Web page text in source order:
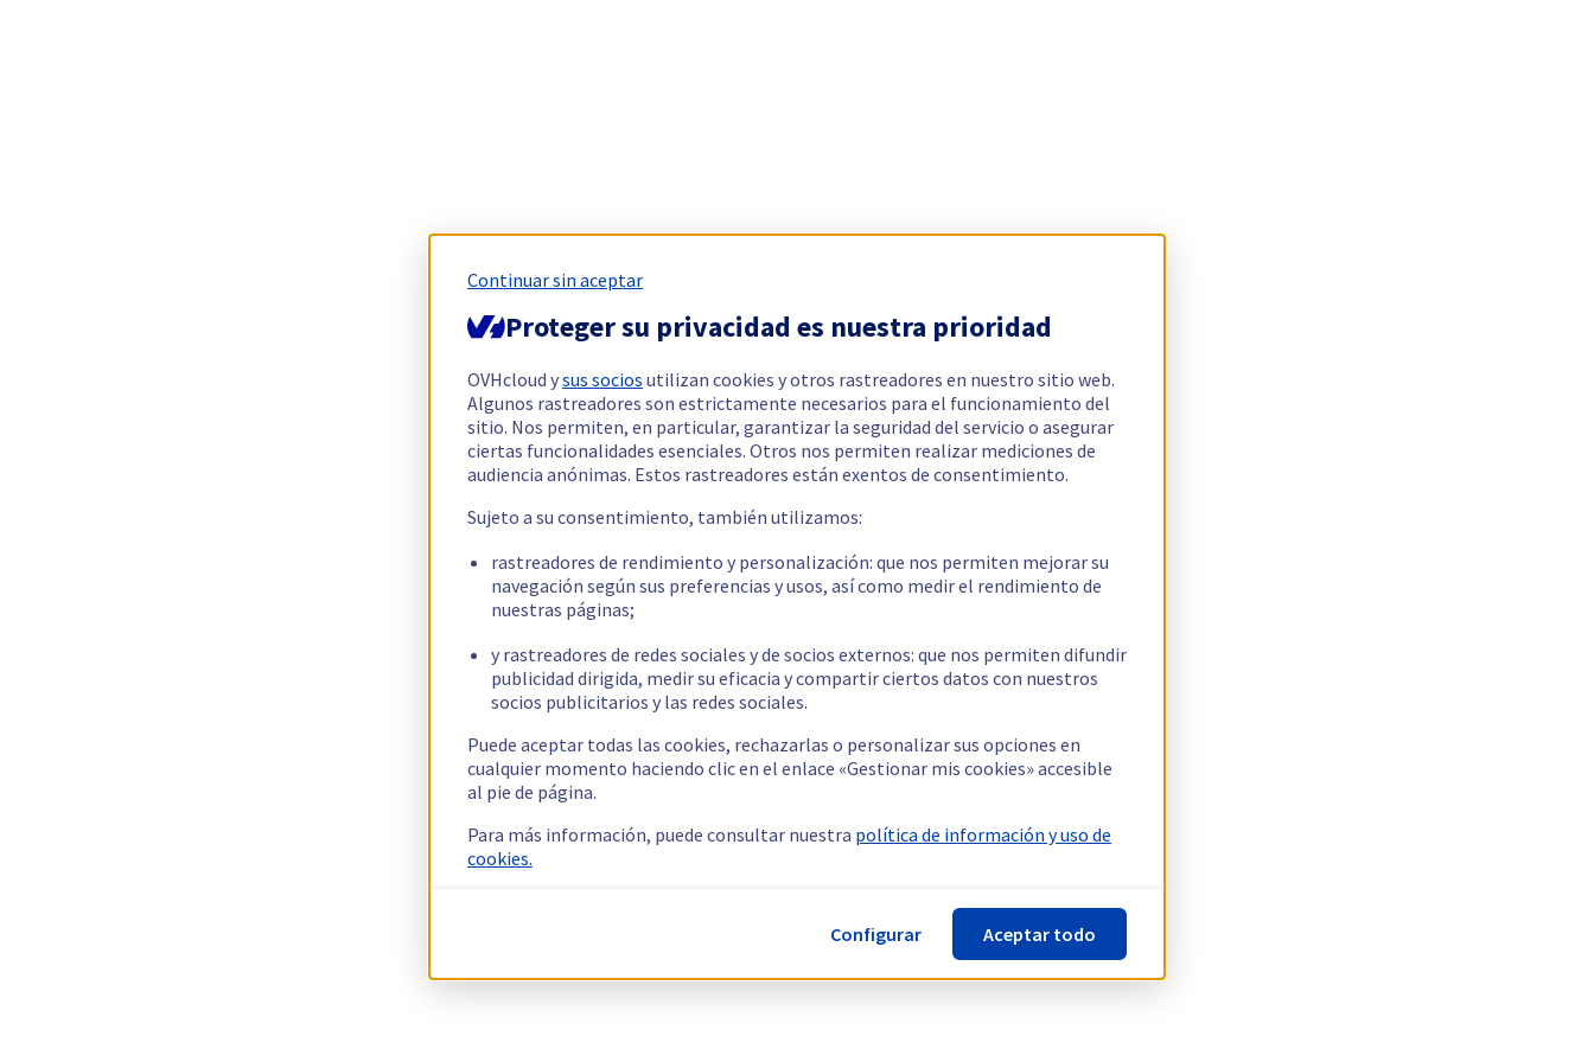
Continuar sin aceptar
Proteger su privacidad es nuestra prioridad
OVHcloud ysus socios utilizan cookies y otros rastreadores en nuestro sitio web.
Algunos rastreadores son estrictamente necesarios para el funcionamiento del
sitio. Nos permiten, en particular, garantizar la seguridad del servicio o asegurar
ciertas funcionalidades esenciales. Otros nos permiten realizar mediciones de
audiencia anónimas. Estos rastreadores están exentos de consentimiento.
Sujeto a su consentimiento, también utilizamos:
rastreadores de rendimiento y personalización: que nos permiten mejorar su
navegación según sus preferencias y usos, así como medir el rendimiento de
nuestras páginas;
y rastreadores de redes sociales y de socios externos: que nos permiten difundir
publicidad dirigida, medir su eficacia y compartir ciertos datos con nuestros
socios publicitarios y las redes sociales.
Puede aceptar todas las cookies, rechazarlas o personalizar sus opciones en
cualquier momento haciendo clic en el enlace «Gestionar mis cookies» accesible
al pie de página.
Para más información, puede consultar nuestra política de información y uso de
cookies.
Configurar Aceptar todo